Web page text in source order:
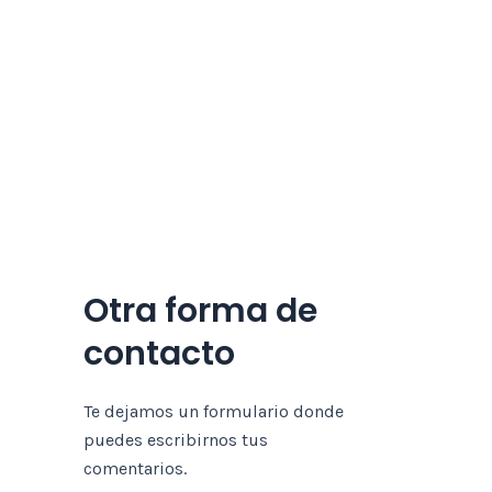
Otra forma de
contacto
Te dejamos un formulario donde
puedes escribirnos tus
comentarios.